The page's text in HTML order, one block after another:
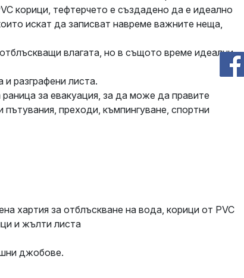
корици, тефтерчето е създадено да е идеално
искат да записват навреме важните неща,
влагата, но в същото време идеални
разграфени листа.
за евакуация, за да може да правите
пътувания, преходи, къмпингуване, спортни
хартия за отблъскване на вода, корици от PVC
и жълти листа
джобове.